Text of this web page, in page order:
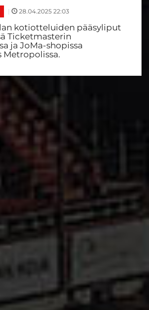
| 28.04.2025 22:03
kotiotteluiden pääsyliput
Ticketmasterin
ja JoMa-shopissa
Metropolissa.